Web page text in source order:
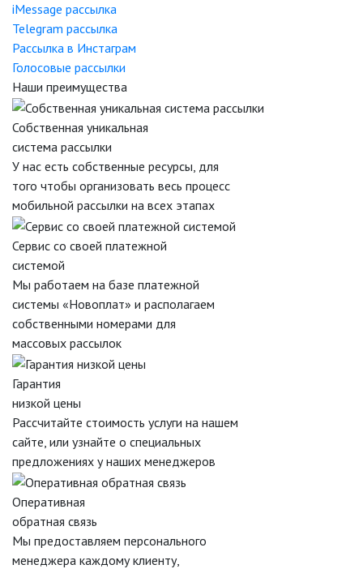
iMessage рассылка
Telegram рассылка
Рассылка в Инстаграм
Голосовые рассылки
Наши преимущества
Собственная уникальная
система рассылки
У нас есть собственные ресурсы, для
того чтобы организовать весь процесс
мобильной рассылки на всех этапах
Сервис со своей платежной
системой
Мы работаем на базе платежной
системы «Новоплат» и располагаем
собственными номерами для
массовых рассылок
Гарантия
низкой цены
Рассчитайте стоимость услуги на нашем
сайте, или узнайте о специальных
предложениях у наших менеджеров
Оперативная
обратная связь
Мы предоставляем персонального
менеджера каждому клиенту,